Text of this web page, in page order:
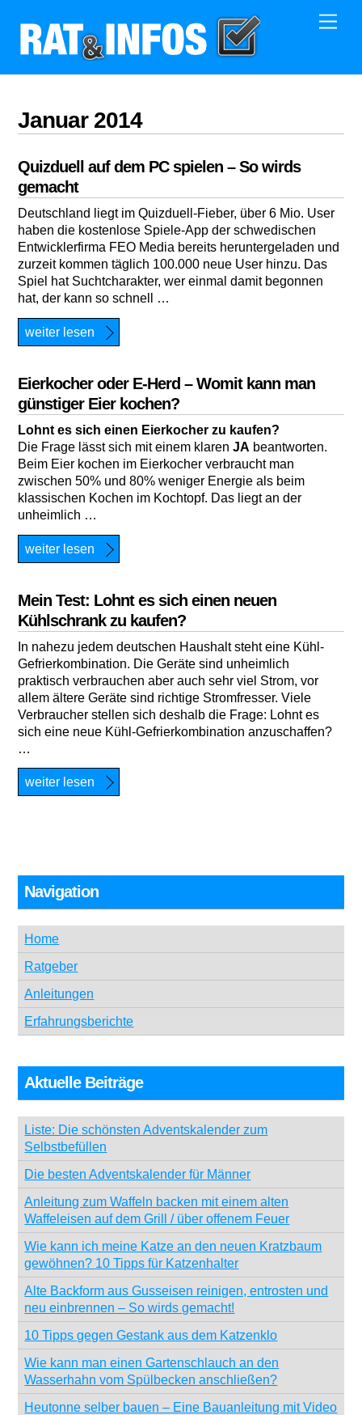
content
Januar 2014
Quizduell auf dem PC spielen – So wirds
gemacht
Deutschland liegt im Quizduell-Fieber, über 6 Mio. User
haben die kostenlose Spiele-App der schwedischen
Entwicklerfirma FEO Media bereits heruntergeladen und
zurzeit kommen täglich 100.000 neue User hinzu. Das
Spiel hat Suchtcharakter, wer einmal damit begonnen
hat, der kann so schnell …
weiter lesen
Eierkocher oder E-Herd – Womit kann man
günstiger Eier kochen?
Lohnt es sich einen Eierkocher zu kaufen?
Die Frage lässt sich mit einem klarenJA beantworten.
Beim Eier kochen im Eierkocher verbraucht man
zwischen 50% und 80% weniger Energie als beim
klassischen Kochen im Kochtopf. Das liegt an der
unheimlich …
weiter lesen
Mein Test: Lohnt es sich einen neuen
Kühlschrank zu kaufen?
In nahezu jedem deutschen Haushalt steht eine Kühl-
Gefrierkombination. Die Geräte sind unheimlich
praktisch verbrauchen aber auch sehr viel Strom, vor
allem ältere Geräte sind richtige Stromfresser. Viele
Verbraucher stellen sich deshalb die Frage: Lohnt es
sich eine neue Kühl-Gefrierkombination anzuschaffen?
…
weiter lesen
Navigation
Home
Ratgeber
Anleitungen
Erfahrungsberichte
Aktuelle Beiträge
Liste: Die schönsten Adventskalender zum
Selbstbefüllen
Die besten Adventskalender für Männer
Anleitung zum Waffeln backen mit einem alten
Waffeleisen auf dem Grill / über offenem Feuer
Wie kann ich meine Katze an den neuen Kratzbaum
gewöhnen? 10 Tipps für Katzenhalter
Alte Backform aus Gusseisen reinigen, entrosten und
neu einbrennen – So wirds gemacht!
10 Tipps gegen Gestank aus dem Katzenklo
Wie kann man einen Gartenschlauch an den
Wasserhahn vom Spülbecken anschließen?
Heutonne selber bauen – Eine Bauanleitung mit Video